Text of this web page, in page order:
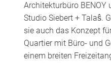
Architekturbüro
Studio Siebert + Talaŝ.
sie auch das Konzept
Quartier mit Büro- und
einem breiten